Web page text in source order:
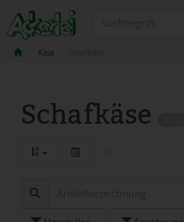
Käse
Schafkäse